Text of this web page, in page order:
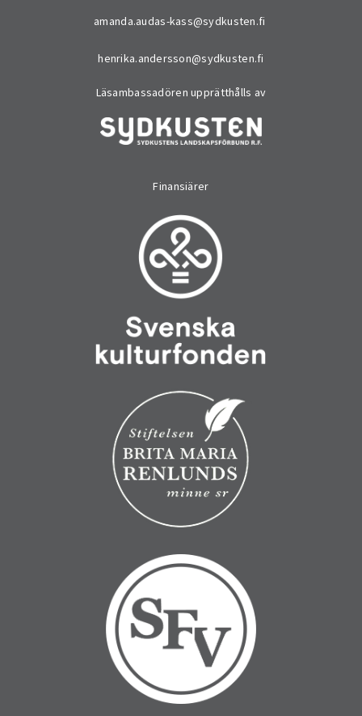
amanda.audas-kass@sydkusten.fi
henrika.andersson@sydkusten.fi
Läsambassadören upprätthålls av
Finansiärer